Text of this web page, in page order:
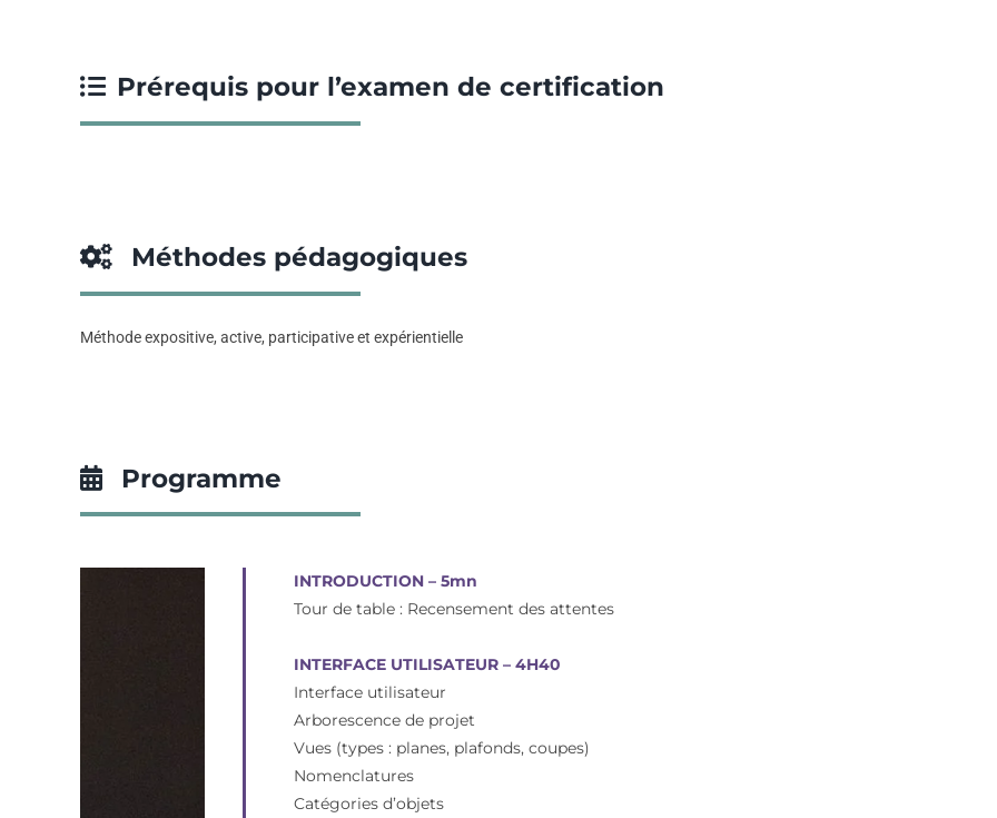
Prérequis pour l’examen de certification
Méthodes pédagogiques
Méthode expositive, active, participative et expérientielle
Programme
INTRODUCTION – 5mn
Tour de table : Recensement des attentes
INTERFACE UTILISATEUR – 4H40
Interface utilisateur
Arborescence de projet
Vues (types : planes, plafonds, coupes)
Nomenclatures
Catégories d’objets